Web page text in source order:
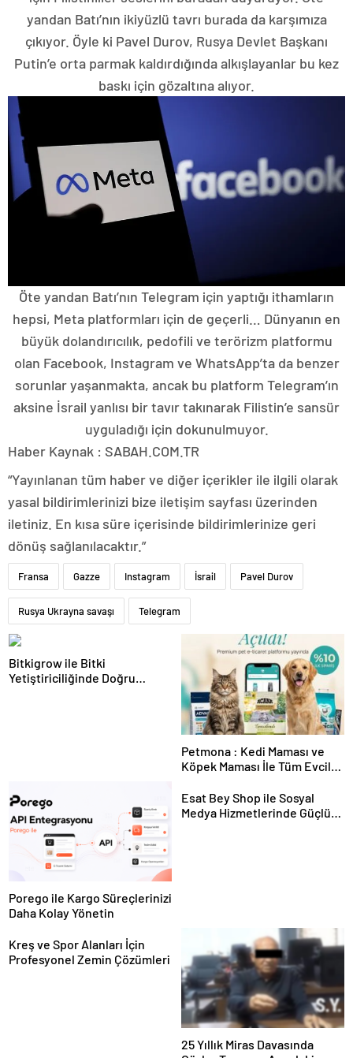
yandan Batı’nın ikiyüzlü tavrı burada da karşımıza
çıkıyor. Öyle ki Pavel Durov, Rusya Devlet Başkanı
Putin’e orta parmak kaldırdığında alkışlayanlar bu kez
baskı için gözaltına alıyor.
Öte yandan Batı’nın Telegram için yaptığı ithamların
hepsi, Meta platformları için de geçerli… Dünyanın en
büyük dolandırıcılık, pedofili ve terörizm platformu
olan Facebook, Instagram ve WhatsApp’ta da benzer
sorunlar yaşanmakta, ancak bu platform Telegram’ın
aksine İsrail yanlısı bir tavır takınarak Filistin’e sansür
uyguladığı için dokunulmuyor.
Haber Kaynak : SABAH.COM.TR
“Yayınlanan tüm haber ve diğer içerikler ile ilgili olarak
yasal bildirimlerinizi bize iletişim sayfası üzerinden
iletiniz. En kısa süre içerisinde bildirimlerinize geri
dönüş sağlanılacaktır.”
Fransa Gazze Instagram İsrail Pavel Durov
Rusya Ukrayna savaşı Telegram
Bitkigrow ile Bitki
Yetiştiriciliğinde Doğru
Petmona : Kedi Maması ve
Köpek Maması İle Tüm Evcil
Porego ile Kargo Süreçlerinizi
Daha Kolay Yönetin
Esat Bey Shop ile Sosyal
Medya Hizmetlerinde Güçlü
Kreş ve Spor Alanları İçin
Profesyonel Zemin Çözümleri
25 Yıllık Miras Davasında